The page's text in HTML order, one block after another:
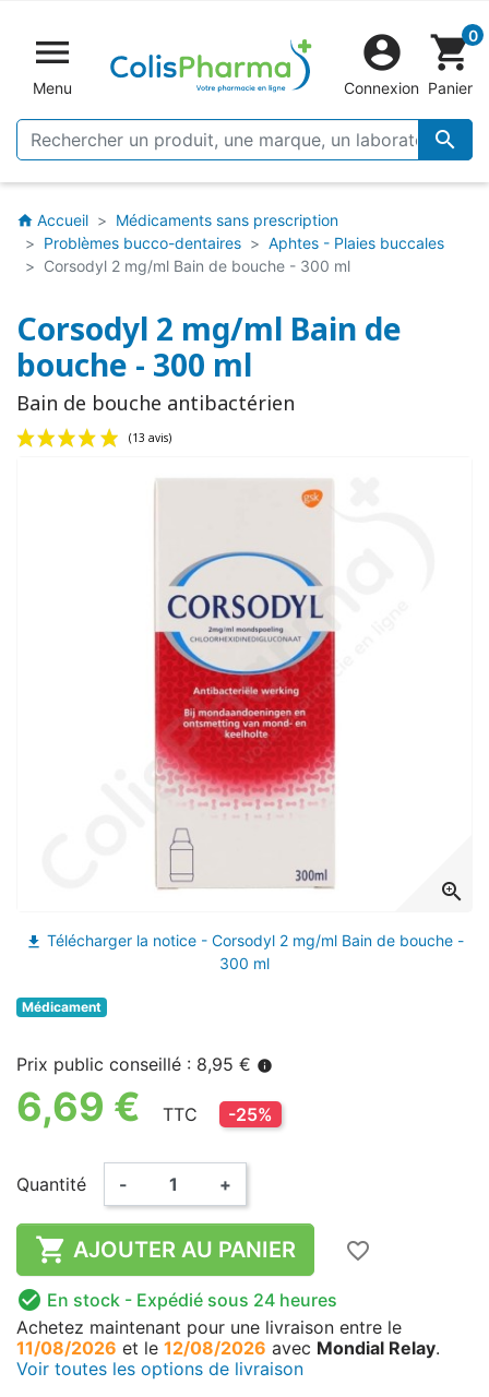

Menu


Connexion
shopping_cart0
Panier
home Accueil
Médicaments sans prescription
Problèmes bucco-dentaires
Aphtes - Plaies buccales
Corsodyl 2 mg/ml Bain de bouche - 300 ml
Corsodyl 2 mg/ml Bain de
bouche - 300 ml
Bain de bouche antibactérien
zoom_in
file_download Télécharger la notice - Corsodyl 2 mg/ml Bain de bouche -
300 ml
Médicament
Prix public conseillé : 8,95 € info
6,69 € TTC -25%
Quantité - +
 AJOUTER AU PANIER
favorite_border
 En stock - Expédié sous 24 heures
Achetez maintenant pour une livraison entre le
11/08/2026 et le 12/08/2026 avec Mondial Relay.
Voir toutes les options de livraison